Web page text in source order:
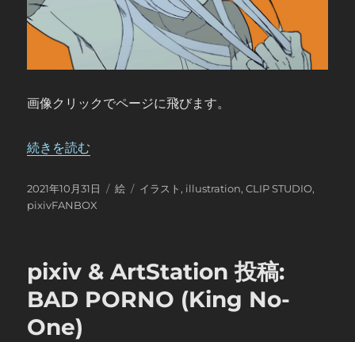
画像クリックでページに飛びます。
“【FANBOX更新】 Undead Transman (#1h創作チャ
続きを読む
投
稿
2021年10月31日
カ
絵
タ
イラスト , illustration,CLIP STUDIO,
pixivFANBOX
pixiv & ArtStation 投稿:
BAD PORNO (King No-
One)